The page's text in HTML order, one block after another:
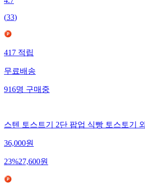
4.7
(33)
417적립
무료배송
916명구매중
스텐 토스트기 2단 팝업 식빵 토스토기
36,000원
23%27,600원